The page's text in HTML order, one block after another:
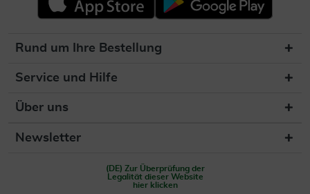
Rund um Ihre Bestellung
Service und Hilfe
Über uns
Newsletter
(DE) Zur Überprüfung der
Legalität dieser Website
hier klicken